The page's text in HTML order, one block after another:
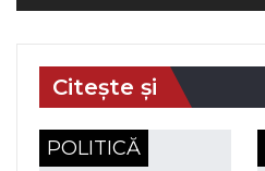
Citește și
POLITICĂ